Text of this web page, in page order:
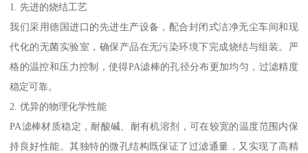
1. 先进的烧结工艺
我们采用德国进口的先进生产设备，配合封闭式洁净无尘车间和现
代化的无菌实验室，确保产品在无污染环境下完成烧结与组装。严
格的温控和压力控制，使得PA滤棒的孔径分布更加均匀，过滤精度
稳定可靠。
2. 优异的物理化学性能
PA滤棒材质稳定，耐酸碱、耐有机溶剂，可在较宽的温度范围内保
持良好性能。其独特的微孔结构既保证了过滤通量，又实现了高精